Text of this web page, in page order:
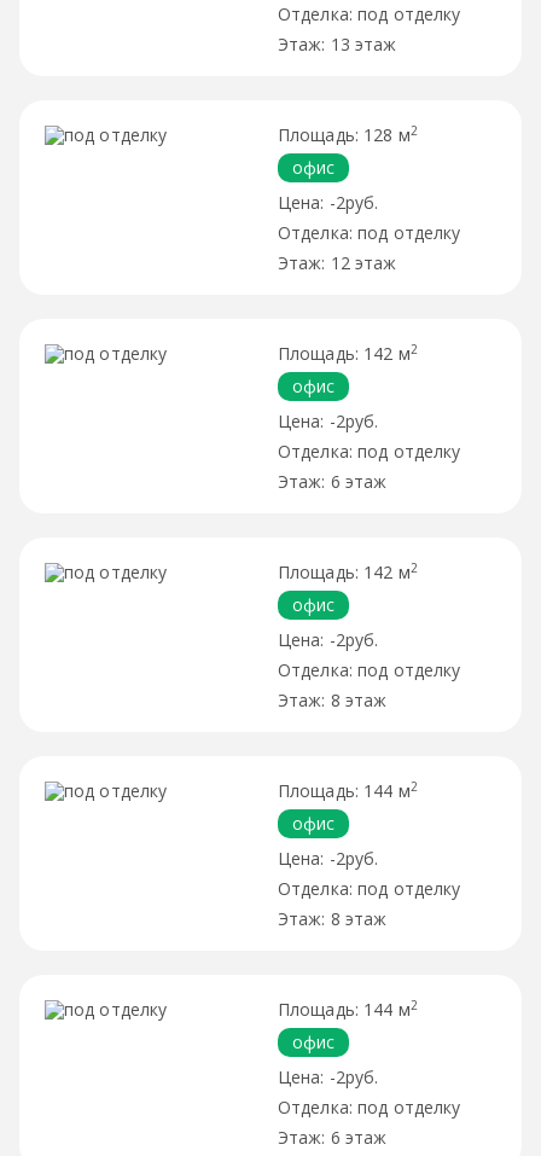
под отделку
13 этаж
128 м2
офис
-2руб.
под отделку
12 этаж
142 м2
офис
-2руб.
под отделку
6 этаж
142 м2
офис
-2руб.
под отделку
8 этаж
144 м2
офис
-2руб.
под отделку
8 этаж
144 м2
офис
-2руб.
под отделку
6 этаж